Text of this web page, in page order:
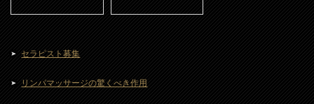
セラピスト募集
リンパマッサージの驚くべき作用